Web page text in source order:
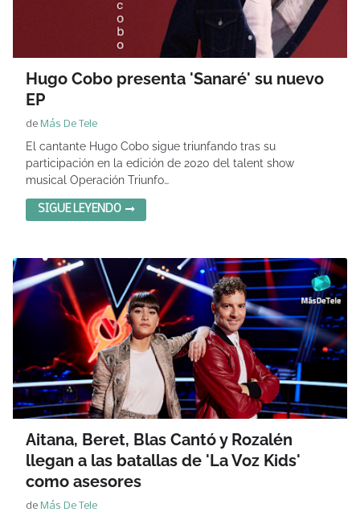
Hugo Cobo presenta 'Sanaré' su nuevo
EP
de Más De Tele
El cantante Hugo Cobo sigue triunfando tras su
participación en la edición de 2020 del talent show
musical Operación Triunfo…
SIGUE LEYENDO
Aitana, Beret, Blas Cantó y Rozalén
llegan a las batallas de 'La Voz Kids'
como asesores
de Más De Tele